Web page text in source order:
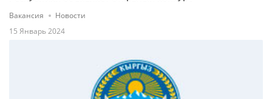
Вакансия
Новости
15 Январь 2024